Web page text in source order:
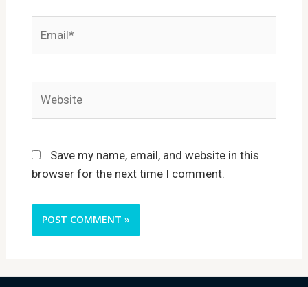
Save my name, email, and website in this
browser for the next time I comment.